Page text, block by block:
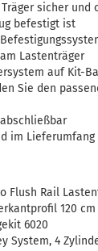
sicher und
befestigt ist
Lastenträger
auf Kit-
Sie den
im
Flush Rail
120
6020
System, 4